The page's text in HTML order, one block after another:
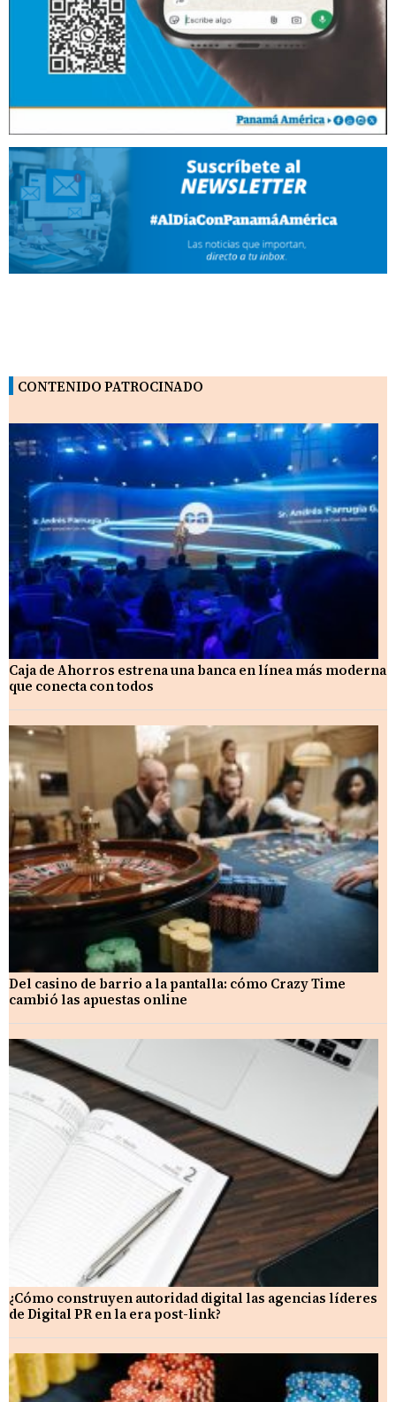
CONTENIDO PATROCINADO
Caja de Ahorros estrena una banca en línea más moderna
que conecta con todos
Del casino de barrio a la pantalla: cómo Crazy Time
cambió las apuestas online
¿Cómo construyen autoridad digital las agencias líderes
de Digital PR en la era post-link?